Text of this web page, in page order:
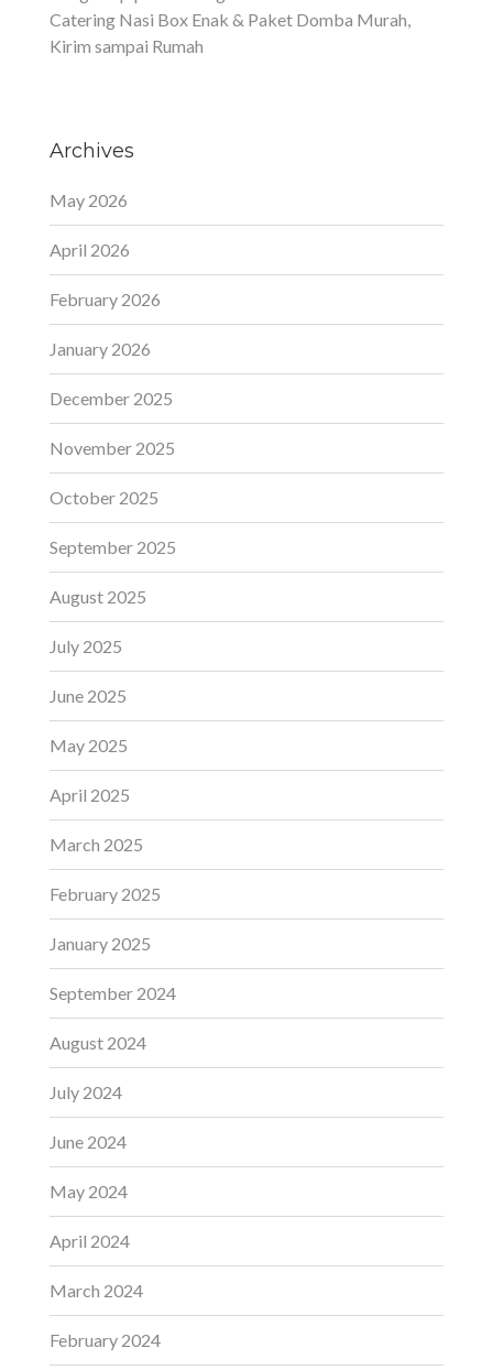
Catering Nasi Box Enak & Paket Domba Murah,
Kirim sampai Rumah
Archives
May 2026
April 2026
February 2026
January 2026
December 2025
November 2025
October 2025
September 2025
August 2025
July 2025
June 2025
May 2025
April 2025
March 2025
February 2025
January 2025
September 2024
August 2024
July 2024
June 2024
May 2024
April 2024
March 2024
February 2024